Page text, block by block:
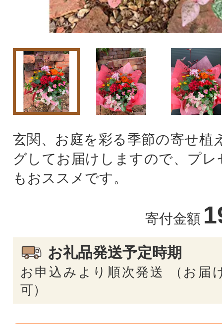
玄関、お庭を彩る季節の寄せ植
グしてお届けしますので、プ
もおススメです。
寄付金額
お礼品発送予定時期
お申込みより順次発送 （お届
可）